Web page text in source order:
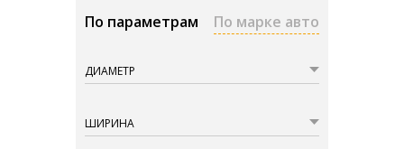
По параметрам По марке авто
ДИАМЕТР
ШИРИНА